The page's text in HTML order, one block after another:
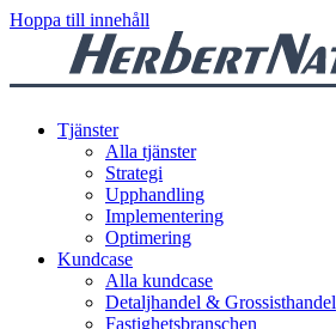
Hoppa till innehåll
Tjänster
Alla tjänster
Strategi
Upphandling
Implementering
Optimering
Kundcase
Alla kundcase
Detaljhandel & Grossisthandel
Fastighetsbranschen